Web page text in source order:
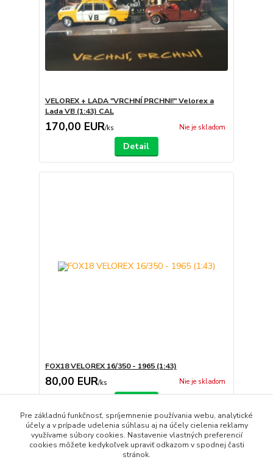
VELOREX + LADA "VRCHNÍ PRCHNI!" Velorex a
Lada VB (1:43) CAL
170,00 EUR/ks Nie je skladom
Detail
FOX18 VELOREX 16/350 - 1965 (1:43)
80,00 EUR/ks Nie je skladom
strana z 1
Pre základnú funkčnosť, spríjemnenie používania webu, analytické
účely a v prípade udelenia súhlasu aj na účely cielenia reklamy
využívame súbory cookies. Nastavenie vlastných preferencií
cookies môžete kedykoľvek upraviť odkazom v spodnej časti
stránok.